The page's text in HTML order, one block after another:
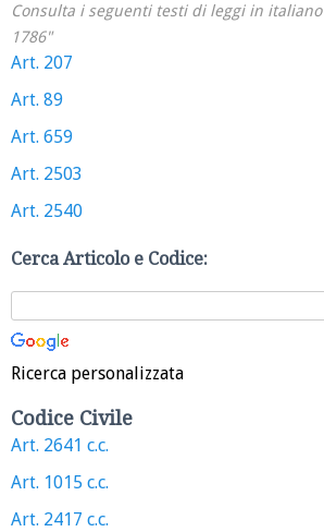
Consulta i seguenti testi di leggi in
1786"
Art. 207
Art. 89
Art. 659
Art. 2503
Art. 2540
Cerca Articolo e Codice:
Ricerca personalizzata
Codice Civile
Art. 2641 c.c.
Art. 1015 c.c.
Art. 2417 c.c.